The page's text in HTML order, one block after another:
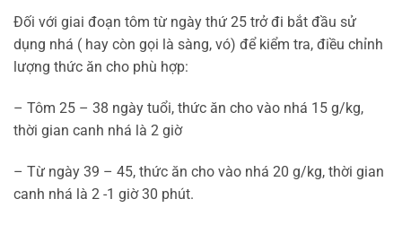
Đối với giai đoạn tôm từ ngày thứ 25 trở đi bắt đầu sử
dụng nhá ( hay còn gọi là sàng, vó) để kiểm tra, điều chỉnh
lượng thức ăn cho phù hợp:
– Tôm 25 – 38 ngày tuổi, thức ăn cho vào nhá 15 g/kg,
thời gian canh nhá là 2 giờ
– Từ ngày 39 – 45, thức ăn cho vào nhá 20 g/kg, thời gian
canh nhá là 2 -1 giờ 30 phút.